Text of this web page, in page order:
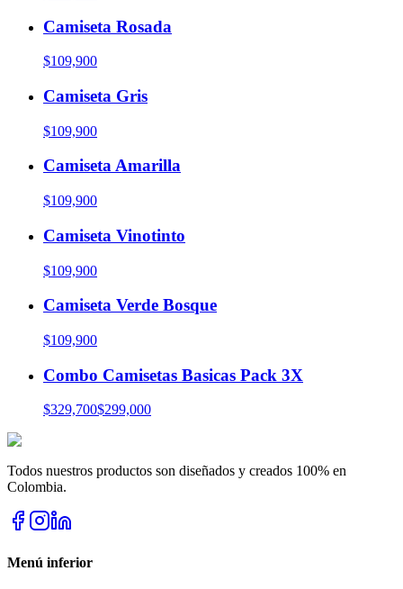
Camiseta Rosada
$109,900
Camiseta Gris
$109,900
Camiseta Amarilla
$109,900
Camiseta Vinotinto
$109,900
Camiseta Verde Bosque
$109,900
Combo Camisetas Basicas Pack 3X
$329,700$299,000
Todos nuestros productos son diseñados y creados 100% en
Colombia.
Menú inferior